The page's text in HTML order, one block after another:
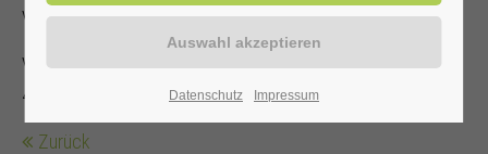
Verfügung!
Veranstalter: Heilbad Westernkotten GmbH, Telefon: 0 29
43 . 976 58 10
Zurück
Datenschutz Impressum